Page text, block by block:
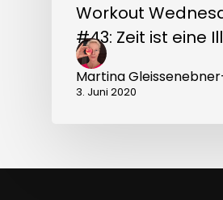
Workout
#43: Zeit ist eine
Martina
3. Juni 2020